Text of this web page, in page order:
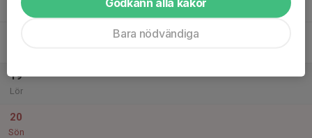
Tor
19
Lör
20
Sön
Bara nödvändiga